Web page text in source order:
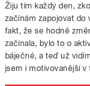
Žiju tím každý den,
začínám zapojovat do
fakt, že se hodně
začínala, bylo to o
báječné, a teď už
jsem i motivovanější